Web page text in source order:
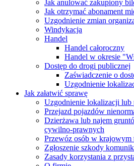
Jak anulować zakupiony
Jak otrzymać abonament
Uzgodnienie zmian
Windykacja
Handel
Handel całoroczny
Handel w okresie
Dostęp do drogi publicznej
Zaświadczenie o
Uzgodnienie
Jak załatwić sprawę
Uzgodnienie lokalizacji lub
Przejazd pojazdów
Dzierżawa lub najem
cywilno-prawnych
Przewóz osób w krajowym
Zgłoszenie szkody
Zasady korzystania z